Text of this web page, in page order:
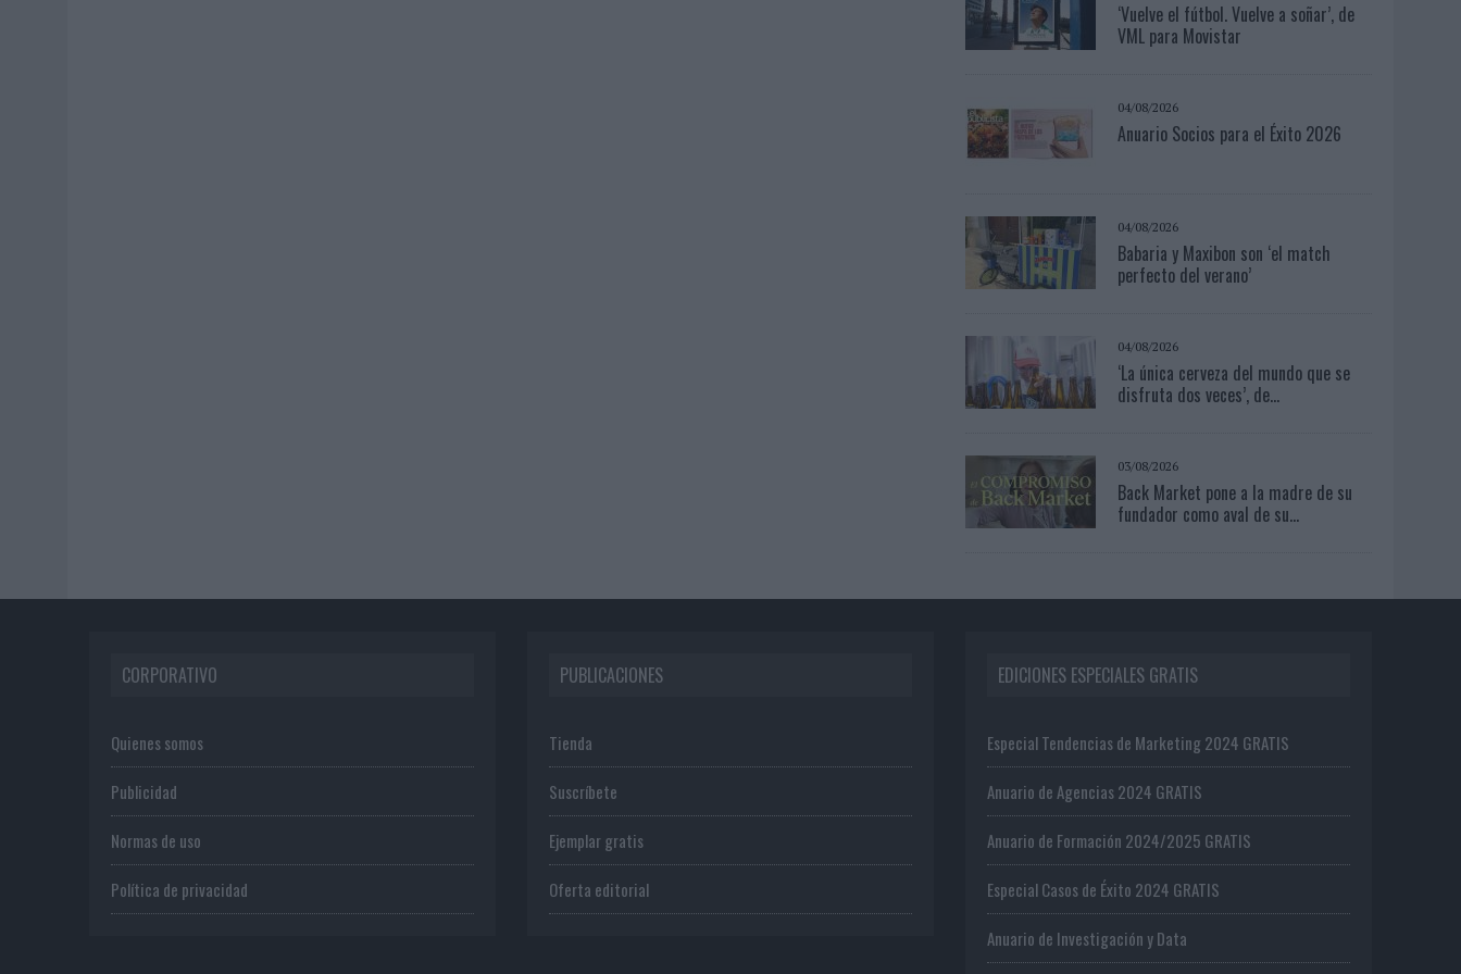
‘Vuelve el fútbol. Vuelve a soñar’, de
VML para Movistar
04/08/2026
Anuario Socios para el Éxito 2026
04/08/2026
Babaria y Maxibon son ‘el match
perfecto del verano’
04/08/2026
‘La única cerveza del mundo que se
disfruta dos veces’, de...
03/08/2026
Back Market pone a la madre de su
fundador como aval de su...
CORPORATIVO
Quienes somos
Publicidad
Normas de uso
Política de privacidad
PUBLICACIONES
Tienda
Suscríbete
Ejemplar gratis
Oferta editorial
EDICIONES ESPECIALES GRATIS
Especial Tendencias de Marketing 2024 GRATIS
Anuario de Agencias 2024 GRATIS
Anuario de Formación 2024/2025 GRATIS
Especial Casos de Éxito 2024 GRATIS
Anuario de Investigación y Data